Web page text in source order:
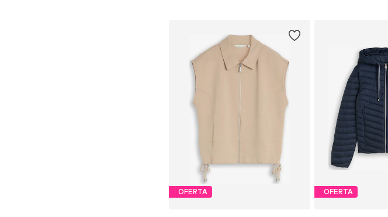
OFERTA OFERTA